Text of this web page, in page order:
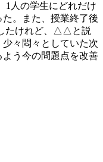
1人の学生にどれだけ
。また、授業終了後
たけれど、△△と説
々悶々としていた次
う今の問題点を改善